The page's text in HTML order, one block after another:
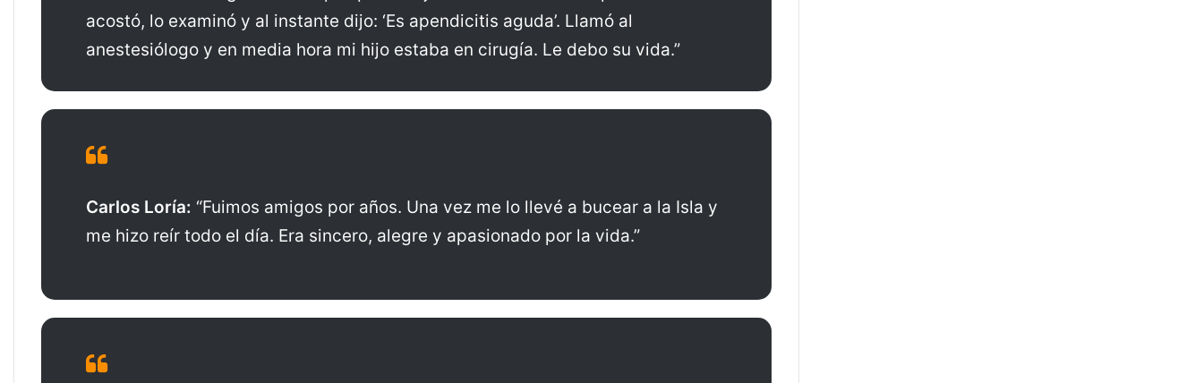
acostó, lo examinó y al instante dijo: ‘Es apendicitis aguda’. Llamó al
anestesiólogo y en media hora mi hijo estaba en cirugía. Le debo su vida.”
Carlos Loría: “Fuimos amigos por años. Una vez me lo llevé a bucear a la Isla y
me hizo reír todo el día. Era sincero, alegre y apasionado por la vida.”